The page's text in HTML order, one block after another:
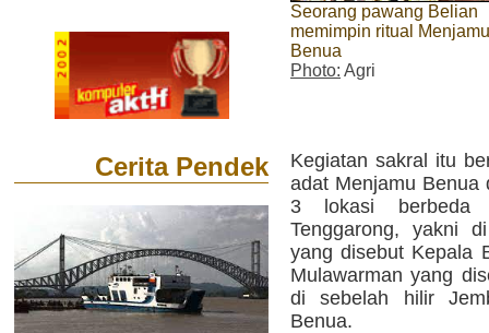
Cerita Pendek
Seorang pawang Belian
memimpin ritual Menjamu
Benua
Photo: Agri
Kegiatan sakral itu
adat Menjamu Benua
3 lokasi berbeda
Tenggarong, yakni
yang disebut Kepala
Mulawarman yang
di sebelah hilir
Benua.